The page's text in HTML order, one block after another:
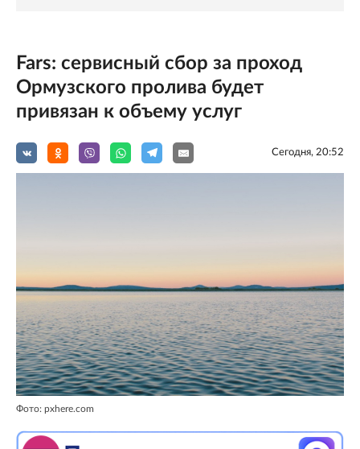
Fars: сервисный сбор за проход
Ормузского пролива будет
привязан к объему услуг
Сегодня, 20:52
Фото: pxhere.com